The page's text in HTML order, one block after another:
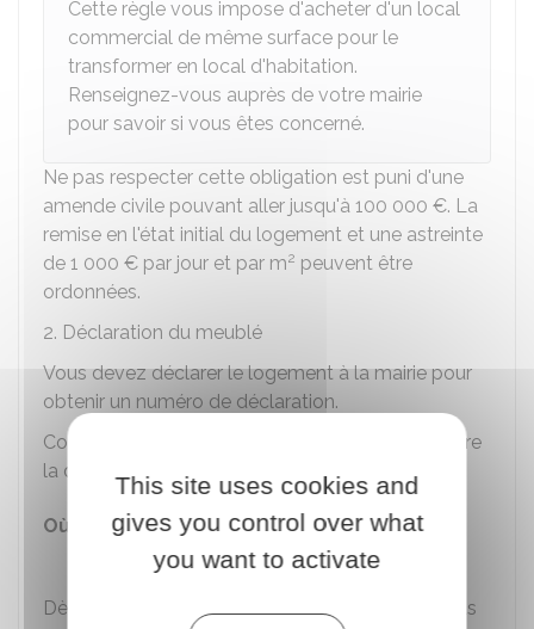
Cette règle vous impose d'acheter d'un local
commercial de même surface pour le
transformer en local d'habitation.
Renseignez-vous auprès de votre mairie
pour savoir si vous êtes concerné.
Ne pas respecter cette obligation est puni d'une
amende civile pouvant aller jusqu'à 100 000 €. La
remise en l'état initial du logement et une astreinte
de 1 000 € par jour et par m2 peuvent être
ordonnées.
2. Déclaration du meublé
Vous devez déclarer le logement à la mairie pour
obtenir un numéro de déclaration.
Contactez votre mairie pour savoir comment faire
la déclaration :
Où s'adresser ?
Mairie
Dès réception de votre déclaration, la mairie vous
This site uses cookies and
gives you control over what
you want to activate